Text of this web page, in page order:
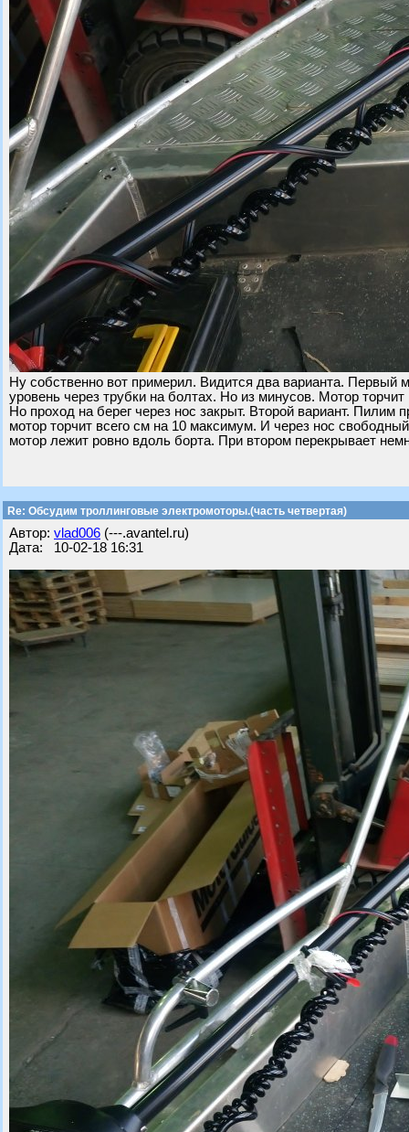
Ну собственно вот примерил. Видится два варианта.
уровень через трубки на болтах. Но из минусов. Мотор
Но проход на берег через нос закрыт. Второй вариант.
мотор торчит всего см на 10 максимум. И через нос
мотор лежит ровно вдоль борта. При втором перекрывает
Re: Обсудим троллинговые электромоторы.(часть четвертая)
Автор: vlad006 (---.avantel.ru)
Дата: 10-02-18 16:31